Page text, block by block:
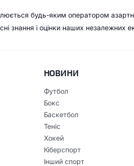
будь-яким оператором
знання і оцінки наших незалежних
НОВИНИ
Футбол
Бокс
Баскетбол
Теніс
Хокей
Кіберспорт
Інший спорт